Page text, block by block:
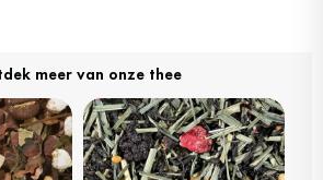
meer van onze thee